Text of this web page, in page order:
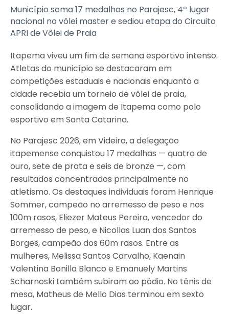
Município soma 17 medalhas no Parajesc, 4º lugar
nacional no vôlei master e sediou etapa do Circuito
APRI de Vôlei de Praia
Itapema viveu um fim de semana esportivo intenso.
Atletas do município se destacaram em
competições estaduais e nacionais enquanto a
cidade recebia um torneio de vôlei de praia,
consolidando a imagem de Itapema como polo
esportivo em Santa Catarina.
No Parajesc 2026, em Videira, a delegação
itapemense conquistou 17 medalhas — quatro de
ouro, sete de prata e seis de bronze —, com
resultados concentrados principalmente no
atletismo. Os destaques individuais foram Henrique
Sommer, campeão no arremesso de peso e nos
100m rasos, Eliezer Mateus Pereira, vencedor do
arremesso de peso, e Nicollas Luan dos Santos
Borges, campeão dos 60m rasos. Entre as
mulheres, Melissa Santos Carvalho, Kaenain
Valentina Bonilla Blanco e Emanuely Martins
Scharnoski também subiram ao pódio. No tênis de
mesa, Matheus de Mello Dias terminou em sexto
lugar.